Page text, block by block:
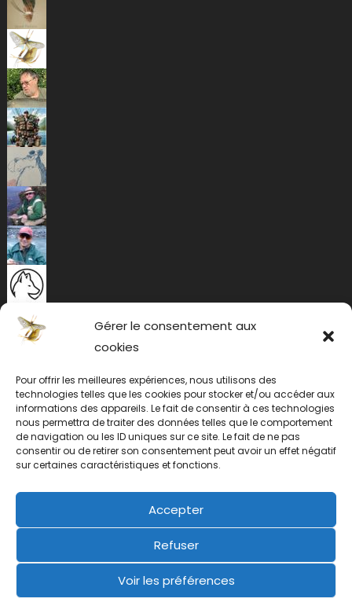
Gérer le consentement aux
cookies
Pour offrir les meilleures expériences, nous utilisons des
technologies telles que les cookies pour stocker et/ou accéder aux
informations des appareils. Le fait de consentir à ces technologies
nous permettra de traiter des données telles que le comportement
de navigation ou les ID uniques sur ce site. Le fait de ne pas
consentir ou de retirer son consentement peut avoir un effet négatif
sur certaines caractéristiques et fonctions.
Accepter
Refuser
Voir les préférences